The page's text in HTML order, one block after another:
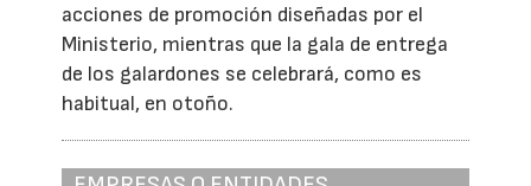
acciones de promoción diseñadas por el
Ministerio, mientras que la gala de entrega
de los galardones se celebrará, como es
habitual, en otoño.